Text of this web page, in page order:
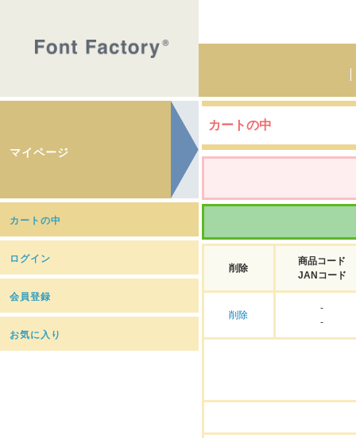
マイページ
カートの中
ログイン
会員登録
お気に入り
カートの中
削除
商品コード
JANコード
削除
-
-